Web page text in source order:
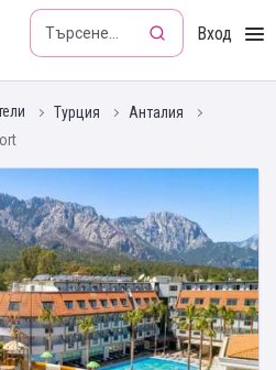
да пътуваш Вход
Турция
Анталия